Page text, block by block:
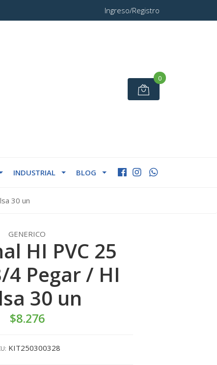
Ingreso/Registro
0
INDUSTRIAL BLOG
30 un
GENERICO
HI PVC 25
4 Pegar / HI
30 un
$8.276
KIT250300328